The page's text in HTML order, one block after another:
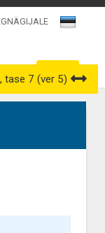
tase 7 (ver 5)